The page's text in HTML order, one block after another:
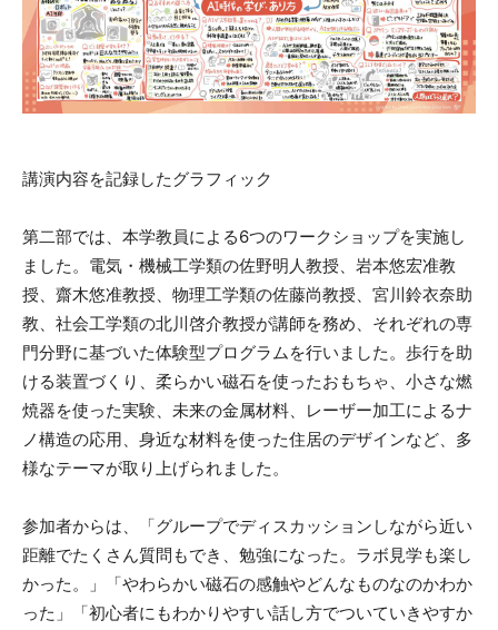
講演内容を記録したグラフィック
第二部では、本学教員による6つのワークショップを実施し
ました。電気・機械工学類の佐野明人教授、岩本悠宏准教
授、齋木悠准教授、物理工学類の佐藤尚教授、宮川鈴衣奈助
教、社会工学類の北川啓介教授が講師を務め、それぞれの専
門分野に基づいた体験型プログラムを行いました。歩行を助
ける装置づくり、柔らかい磁石を使ったおもちゃ、小さな燃
焼器を使った実験、未来の金属材料、レーザー加工によるナ
ノ構造の応用、身近な材料を使った住居のデザインなど、多
様なテーマが取り上げられました。
参加者からは、「グループでディスカッションしながら近い
距離でたくさん質問もでき、勉強になった。ラボ見学も楽し
かった。」「やわらかい磁石の感触やどんなものなのかわか
った」「初心者にもわかりやすい話し方でついていきやすか